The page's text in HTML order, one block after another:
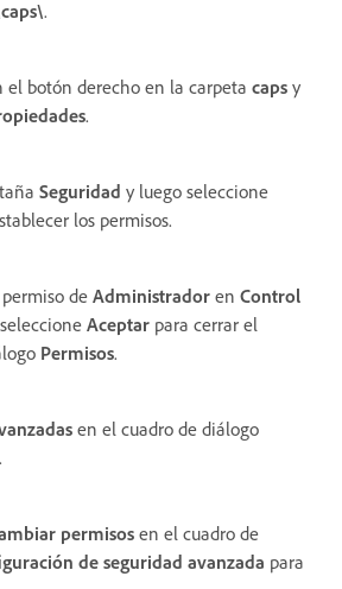
.
el botón derecho en la carpeta caps y
.
Seguridad y luego seleccione
los permisos.
de Administrador en Control
Aceptar para cerrar el
Permisos.
en el cuadro de diálogo
.
permisos en el cuadro de
de seguridad avanzada para